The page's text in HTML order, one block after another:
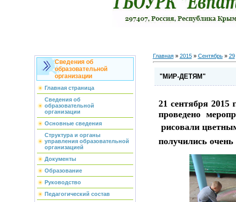
Сведения об
образовательной
организации
Главная страница
Сведения об
образовательной
организации
Основные сведения
Структура и органы
управления образовательной
организацией
Документы
Образование
Руководство
Педагогический состав
Главная» 2015 » Сентябрь » 29
"МИР-ДЕТЯМ"
21 сентября
проведено
рисовали
получились